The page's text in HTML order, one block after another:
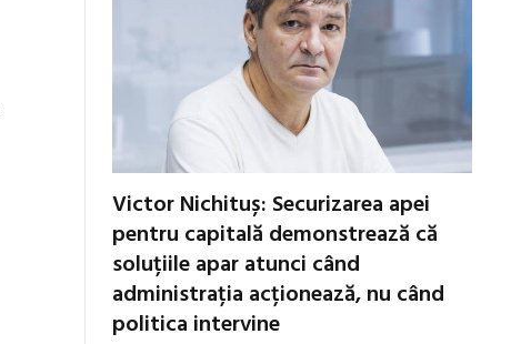
Victor Nichituș: Securizarea apei
pentru capitală demonstrează că
soluțiile apar atunci când
administrația acționează, nu când
politica intervine